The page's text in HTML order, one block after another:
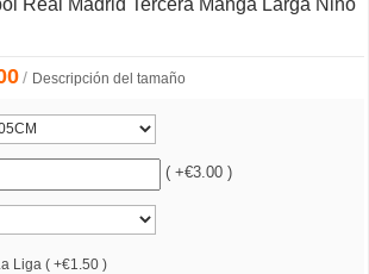
Real Madrid Tercera Manga Larga Nino
/ Descripción del tamaño
( +€3.00 )
Liga ( +€1.50 )